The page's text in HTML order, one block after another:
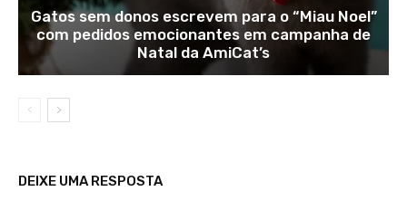
Gatos sem donos escrevem para o “Miau Noel”
com pedidos emocionantes em campanha de
Natal da AmiCat’s
DEIXE UMA RESPOSTA